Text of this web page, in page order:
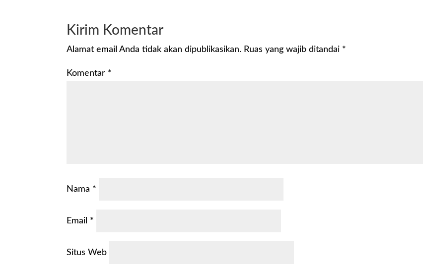
Kirim Komentar
Alamat email Anda tidak akan dipublikasikan. Ruas yang wajib ditandai *
Komentar *
Nama *
Email *
Situs Web